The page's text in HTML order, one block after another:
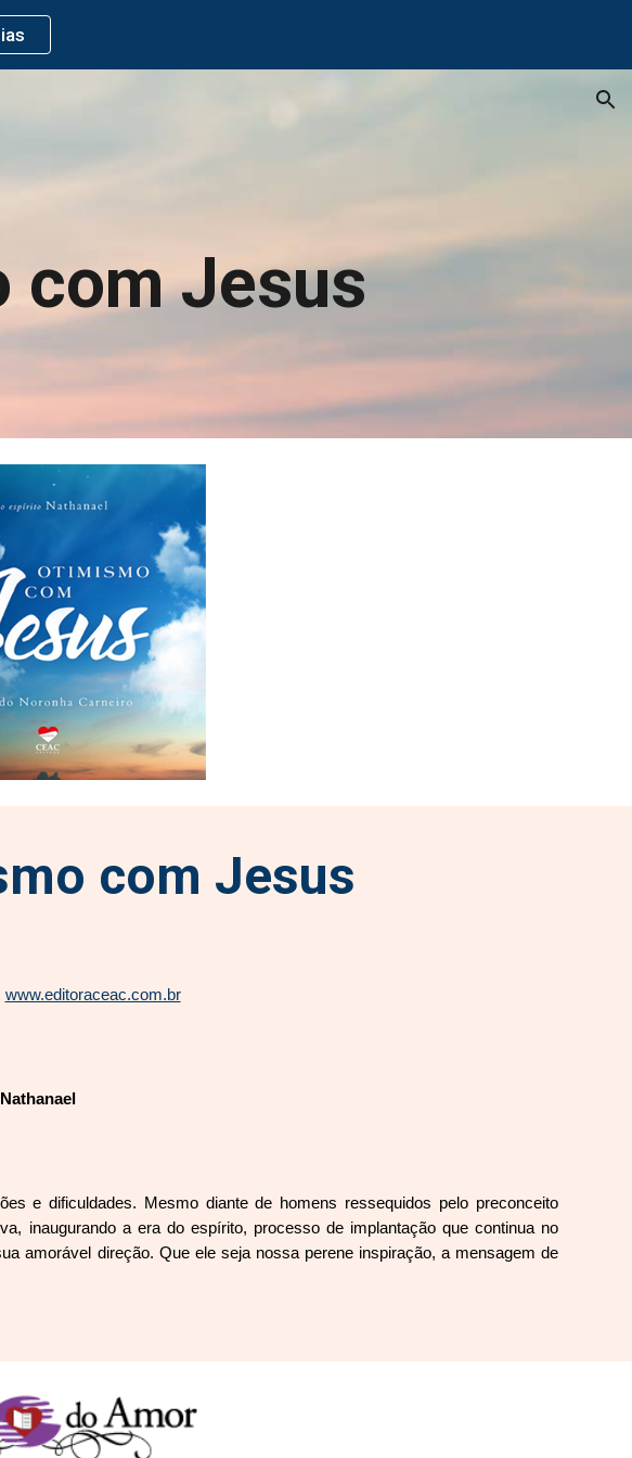
com Jesus
com Jesus
www.editoraceac.com.br
e dificuldades. Mesmo diante de homens ressequidos pelo preconceito
inaugurando a era do espírito, processo de implantação que continua no
amorável direção. Que ele seja nossa perene inspiração, a mensagem de